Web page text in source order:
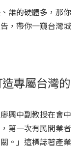
誰的硬體多，那你
，帶你一窺台灣城
專屬台灣的
興中副教授在會中
第一次有民間業者
。」這標誌著產業